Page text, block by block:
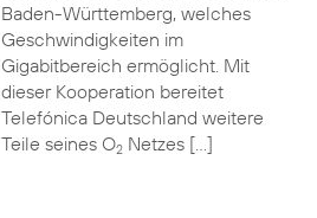
Baden-Württemberg, welches
Geschwindigkeiten im
Gigabitbereich ermöglicht. Mit
dieser Kooperation bereitet
Telefónica Deutschland weitere
Teile seines O2Netzes […]